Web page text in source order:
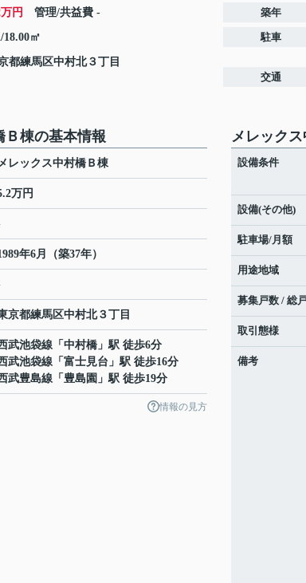
円 管理/共益費 -
18.00㎡
都練馬区中村北３丁目
築年
駐車
交通
Ｂ棟の基本情報
レックス中村橋Ｂ棟
万円
年6月（築37年）
京都練馬区中村北３丁目
武池袋線 「 中村橋 」駅 徒歩6分
武池袋線 「 富士見台 」駅 徒歩16分
武豊島線 「 豊島園 」駅 徒歩19分
情報の見方
メレック
設備条件
設備(その他)
駐車場/月額
用途地域
募集戸数 / 総
取引態様
備考